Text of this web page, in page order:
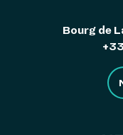
Bourg de